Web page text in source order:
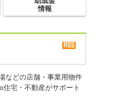
情報
などの店舗・事業用物件
宅・不動産がサポート